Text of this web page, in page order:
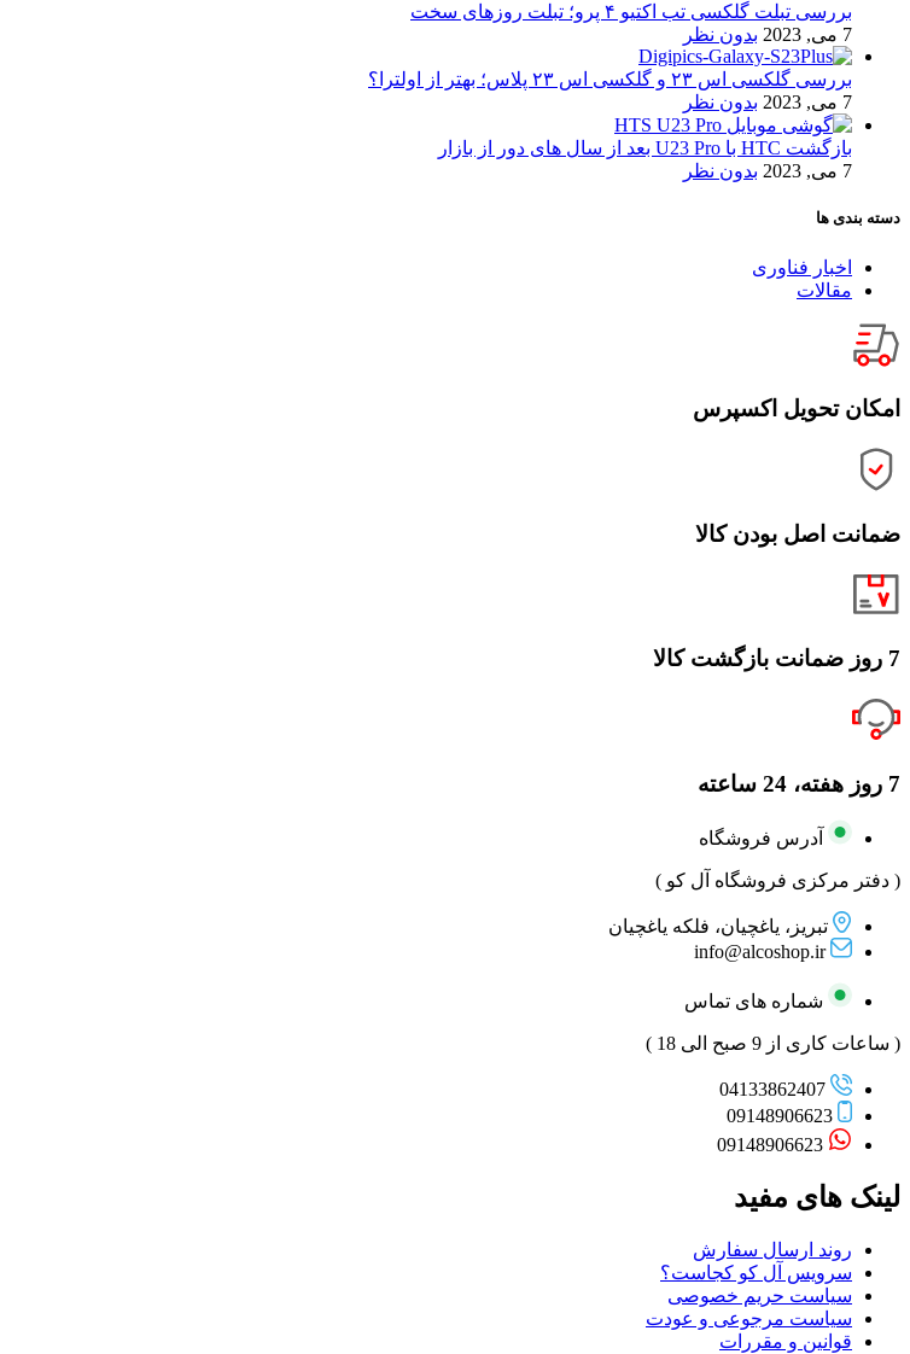
بررسی تبلت گلکسی تب اکتیو ۴ پرو؛ تبلت روزهای سخت
7 می, 2023
بدون نظر
بررسی گلکسی اس ۲۳ و گلکسی اس ۲۳ پلاس؛ بهتر از اولترا؟
7 می, 2023
بدون نظر
بازگشت HTC با U23 Pro بعد از سال های دور از بازار
7 می, 2023
بدون نظر
دسته بندی ها
اخبار فناوری
مقالات
امکان تحویل اکسپرس
ضمانت اصل بودن کالا
7 روز ضمانت بازگشت کالا
7 روز هفته، 24 ساعته
آدرس فروشگاه
( دفتر مرکزی فروشگاه آل کو )
تبریز، یاغچیان، فلکه یاغچیان
info@alcoshop.ir
شماره های تماس
( ساعات کاری از 9 صبح الی 18 )
04133862407
09148906623
09148906623
لینک های مفید
روند ارسال سفارش
سرویس آل کو کجاست؟
سیاست حریم خصوصی
سیاست مرجوعی و عودت
قوانین و مقررات